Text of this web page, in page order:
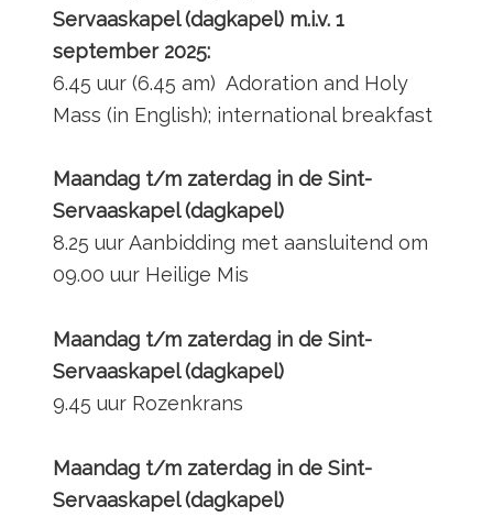
Servaaskapel (dagkapel) m.i.v. 1
september 2025:
6.45 uur (6.45 am) Adoration and Holy
Mass (in English); international breakfast
Maandag t/m zaterdag in de Sint-
Servaaskapel (dagkapel)
8.25 uur Aanbidding met aansluitend om
09.00 uur Heilige Mis
Maandag t/m zaterdag in de Sint-
Servaaskapel (dagkapel)
9.45 uur Rozenkrans
Maandag t/m zaterdag in de Sint-
Servaaskapel (dagkapel)